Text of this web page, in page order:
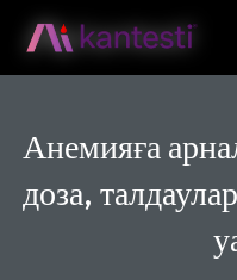
Анемияға
доза,